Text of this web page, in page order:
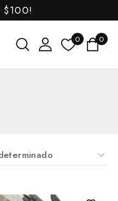
$100!
0 0